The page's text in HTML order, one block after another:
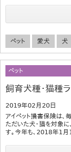
ペット 愛犬 犬
ペット
飼育犬種・猫種
2019年02月20日
アイペット損害保険は、
ただいた犬・猫を対象
す。今年も、2018年1